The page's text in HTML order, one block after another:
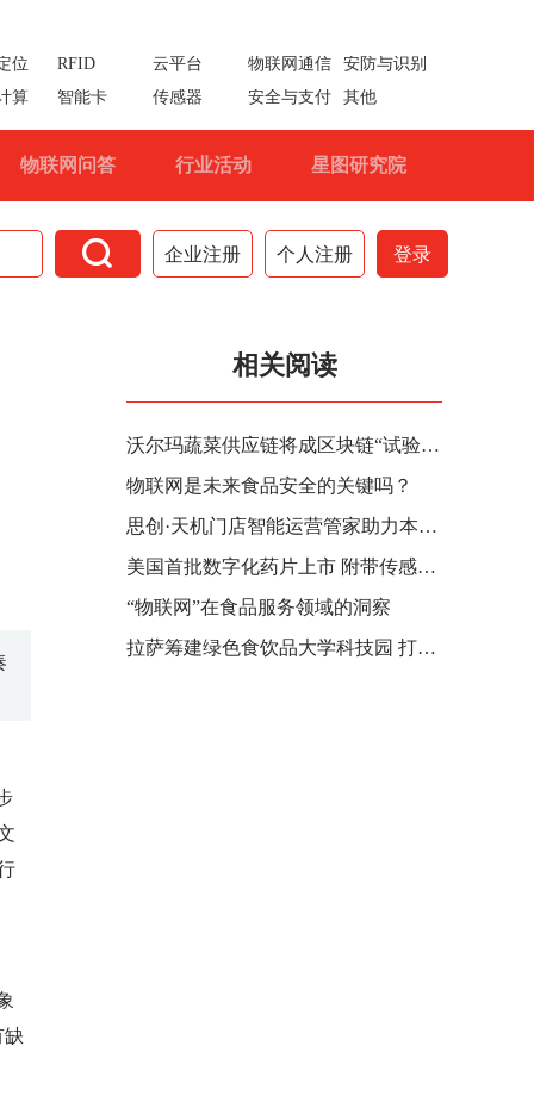
位 RFID 云平台 物联网通信
安防与识别
算
智能卡 传感器 安全与支付 其他
物联网问答 行业活动 星图研究院
 企业注册 个人注册 登录
缺
相关阅读
沃尔玛蔬菜供应链将成区块链“试验田” 追踪溯源严查食源性疾病
物联网是未来食品安全的关键吗？
思创·天机门店智能运营管家助力本土快餐品牌强势逆袭
美国首批数字化药片上市 附带传感器可用于追踪患者并提醒吃药
“物联网”在食品服务领域的洞察
拉萨筹建绿色食饮品大学科技园 打造九大创新平台